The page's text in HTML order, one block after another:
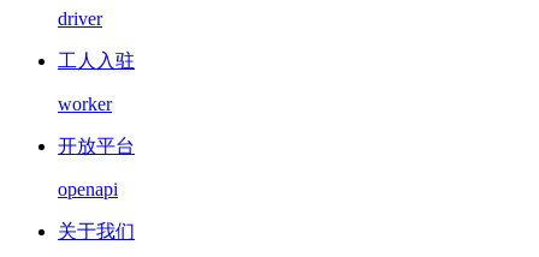
driver
工人入驻
worker
开放平台
openapi
关于我们